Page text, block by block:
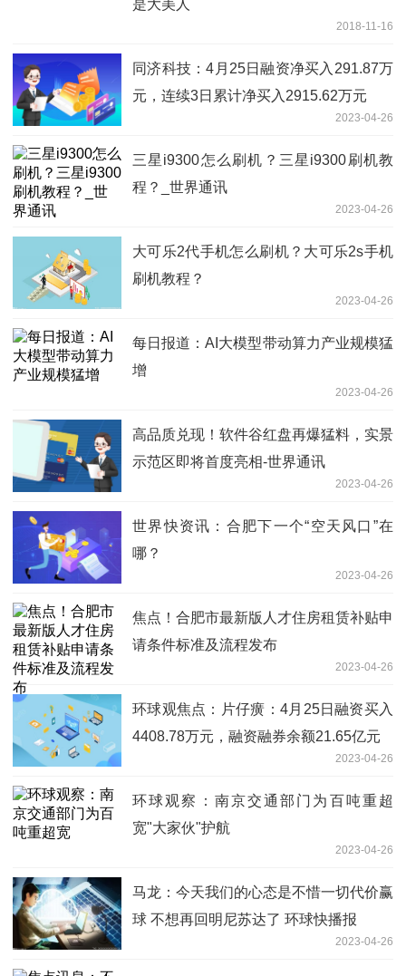
是大美人
2018-11-16
同济科技：4月25日融资净买入291.87万
元，连续3日累计净买入2915.62万元
2023-04-26
三星i9300怎么刷机？三星i9300刷机教
程？_世界通讯
2023-04-26
大可乐2代手机怎么刷机？大可乐2s手机
刷机教程？
2023-04-26
每日报道：AI大模型带动算力产业规模猛
增
2023-04-26
高品质兑现！软件谷红盘再爆猛料，实景
示范区即将首度亮相-世界通讯
2023-04-26
世界快资讯：合肥下一个“空天风口”在
哪？
2023-04-26
焦点！合肥市最新版人才住房租赁补贴申
请条件标准及流程发布
2023-04-26
环球观焦点：片仔癀：4月25日融资买入
4408.78万元，融资融券余额21.65亿元
2023-04-26
环球观察：南京交通部门为百吨重超
宽"大家伙"护航
2023-04-26
马龙：今天我们的心态是不惜一切代价赢
球 不想再回明尼苏达了 环球快播报
2023-04-26